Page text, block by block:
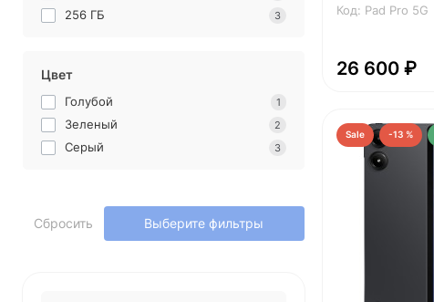
256 ГБ 3
Цвет
Голубой 1
Зеленый 2
Серый 3
Сбросить Выберите фильтры
Код: Pad Pro 5G
26 600 ₽
Sale -13 %